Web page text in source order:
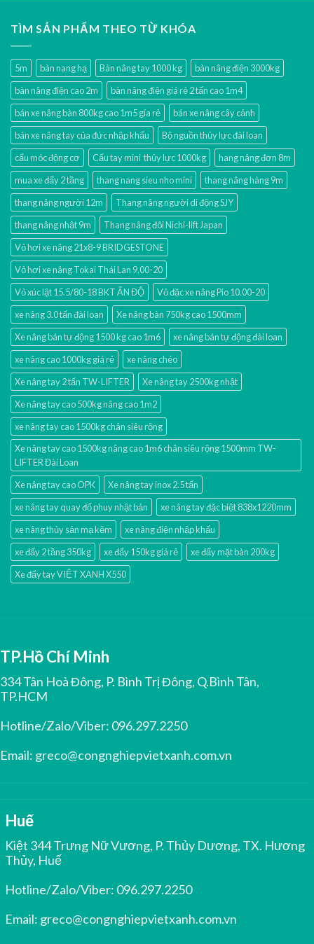
TÌM SẢN PHẨM THEO TỪ KHÓA
5m bàn nang hạ Bàn nâng tay 1000 kg
bàn nâng điện 3000kg
bàn nâng điện cao 2m
bàn nâng điện giá rẻ 2 tấn cao 1m4
bán xe nâng bàn 800kg cao 1m5 gía rẻ
bán xe nâng cây cảnh
bán xe nâng tay của đức nhập khẩu
Bộ nguồn thủy lực đài loan
cẩu móc động cơ
Cẩu tay mini thủy lực 1000kg
hang nâng đơn 8m
mua xe đẩy 2 tầng
thang nang sieu nho mini
thang nâng hàng 9m
thang nâng người 12m
Thang nâng người di động SJY
thang nâng nhật 9m
Thang nâng đôi Nichi-lift Japan
Vỏ hơi xe nâng 21x8-9 BRIDGESTONE
Vỏ hơi xe nâng Tokai Thái Lan 9.00-20
Vỏ xúc lật 15.5/80-18 BKT ẤN ĐỘ
Vỏ đặc xe nâng Pio 10.00-20
xe nâng 3.0 tấn đài loan
Xe nâng bàn 750kg cao 1500mm
Xe nâng bán tự động 1500 kg cao 1m6
xe nâng bán tự động đài loan
xe nâng cao 1000kg giá rẻ
xe nâng chéo
Xe nâng tay 2 tấn TW-LIFTER
Xe nâng tay 2500kg nhật
Xe nâng tay cao 500kg nâng cao 1m2
xe nâng tay cao 1500kg chân siêu rộng
Xe nâng tay cao 1500kg nâng cao 1m6 chân siêu rộng 1500mm TW-
LIFTER Đài Loan
Xe nâng tay cao OPK
Xe nâng tay inox 2.5 tấn
xe nâng tay quay đổ phuy nhật bản
xe nâng tay đặc biệt 838x1220mm
xe nâng thủy sản mạ kẽm
xe nâng điện nhập khấu
xe đẩy 2 tầng 350kg
xe đẩy 150kg giá rẻ
xe đẩy mặt bàn 200kg
Xe đẩy tay VIỆT XANH X550
TP.Hồ Chí Minh
334 Tân Hoà Đông, P. Bình Trị Đông, Q.Bình Tân,
TP.HCM
Hotline/Zalo/Viber: 096.297.2250
Email: greco@congnghiepvietxanh.com.vn
Huế
Kiệt 344 Trưng Nữ Vương, P. Thủy Dương, TX. Hương
Thủy, Huế
Hotline/Zalo/Viber: 096.297.2250
Email: greco@congnghiepvietxanh.com.vn